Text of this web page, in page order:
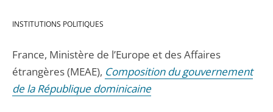
INSTITUTIONS POLITIQUES
France, Ministère de l’Europe et des Affaires
étrangères (MEAE), Composition du gouvernement
de la République dominicaine